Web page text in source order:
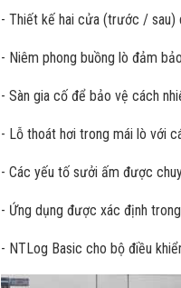
- Thiết kế hai cửa (trước / sau)
- Niêm phong buồng lò đảm
- Sàn gia cố để bảo vệ cách
- Lỗ thoát hơi trong mái lò với
- Các yếu tố sưởi ấm được
- Ứng dụng được xác định
- NTLog Basic cho bộ điều